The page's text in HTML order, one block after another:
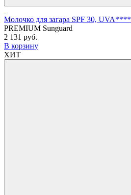
Молочко для загара SPF 30, UVA****
PREMIUM Sunguard
2 131 руб.
В корзину
ХИТ